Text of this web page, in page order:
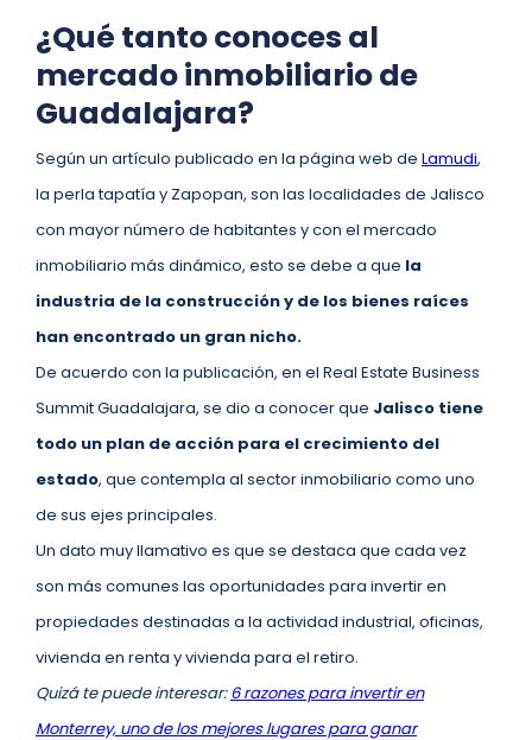
¿Qué tanto conoces al
mercado inmobiliario de
Guadalajara?
Según un artículo publicado en la página web de Lamudi,
la perla tapatía y Zapopan, son las localidades de Jalisco
con mayor número de habitantes y con el mercado
inmobiliario más dinámico, esto se debe a que la
industria de la construcción y de los bienes raíces
han encontrado un gran nicho.
De acuerdo con la publicación, en el Real Estate Business
Summit Guadalajara, se dio a conocer que Jalisco tiene
todo un plan de acción para el crecimiento del
estado, que contempla al sector inmobiliario como uno
de sus ejes principales.
Un dato muy llamativo es que se destaca que cada vez
son más comunes las oportunidades para invertir en
propiedades destinadas a la actividad industrial, oficinas,
vivienda en renta y vivienda para el retiro.
Quizá te puede interesar:6 razones para invertir en
Monterrey, uno de los mejores lugares para ganar